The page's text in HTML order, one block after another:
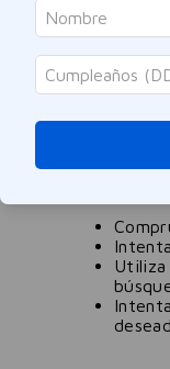
No
¿Qué debo
Utiliza